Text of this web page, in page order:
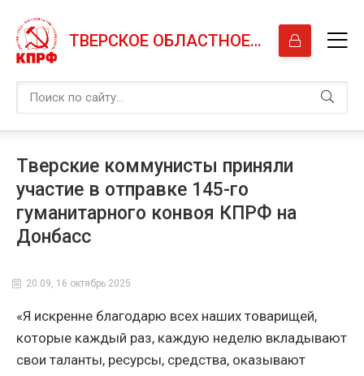
ТВЕРСКОЕ ОБЛАСТНОЕ ОТДЕЛЕНИЕ КПРФ
Тверские коммунисты приняли
участие в отправке 145-го
гуманитарного конвоя КПРФ на
Донбасс
20:09, 16 октябрь 2025
«Я искренне благодарю всех наших товарищей,
которые каждый раз, каждую неделю вкладывают
свои таланты, ресурсы, средства, оказывают